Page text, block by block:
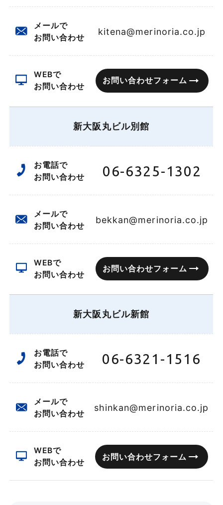
メールで
お問い合わせ
kitena@merinoria.co.jp
WEBで
お問い合わせ
お問い合わせフォーム
新大阪丸ビル別館
お電話で
お問い合わせ
06-6325-1302
メールで
お問い合わせ
bekkan@merinoria.co.jp
WEBで
お問い合わせ
お問い合わせフォーム
新大阪丸ビル新館
お電話で
お問い合わせ
06-6321-1516
メールで
お問い合わせ
shinkan@merinoria.co.jp
WEBで
お問い合わせ
お問い合わせフォーム